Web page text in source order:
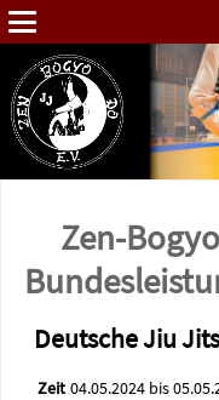
Zen-
Deutsche Jiu
Zeit 04.05.2024 bis